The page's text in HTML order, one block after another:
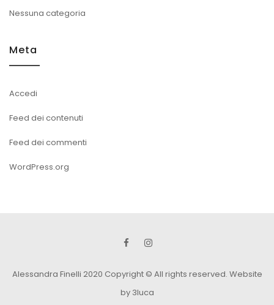
Nessuna categoria
Meta
Accedi
Feed dei contenuti
Feed dei commenti
WordPress.org
Alessandra Finelli 2020 Copyright © All rights reserved. Website
by 3luca